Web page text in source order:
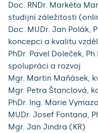
Doc. RNDr. Markéta
studijní záležitosti
Doc. MUDr. Jan Polák,
koncepci a kvalitu
PhDr. Pavel Doleček,
spolupráci a rozvoj
Mgr. Martin Maňásek,
Mgr. Petra Štanclová,
PhDr. Ing. Marie
MUDr. Josef Fontana,
Mgr. Jan Jindra (KR)